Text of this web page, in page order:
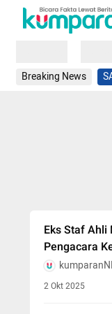
Breaking News
Eks Staf Ahli
Pengacara
2 Okt 2025